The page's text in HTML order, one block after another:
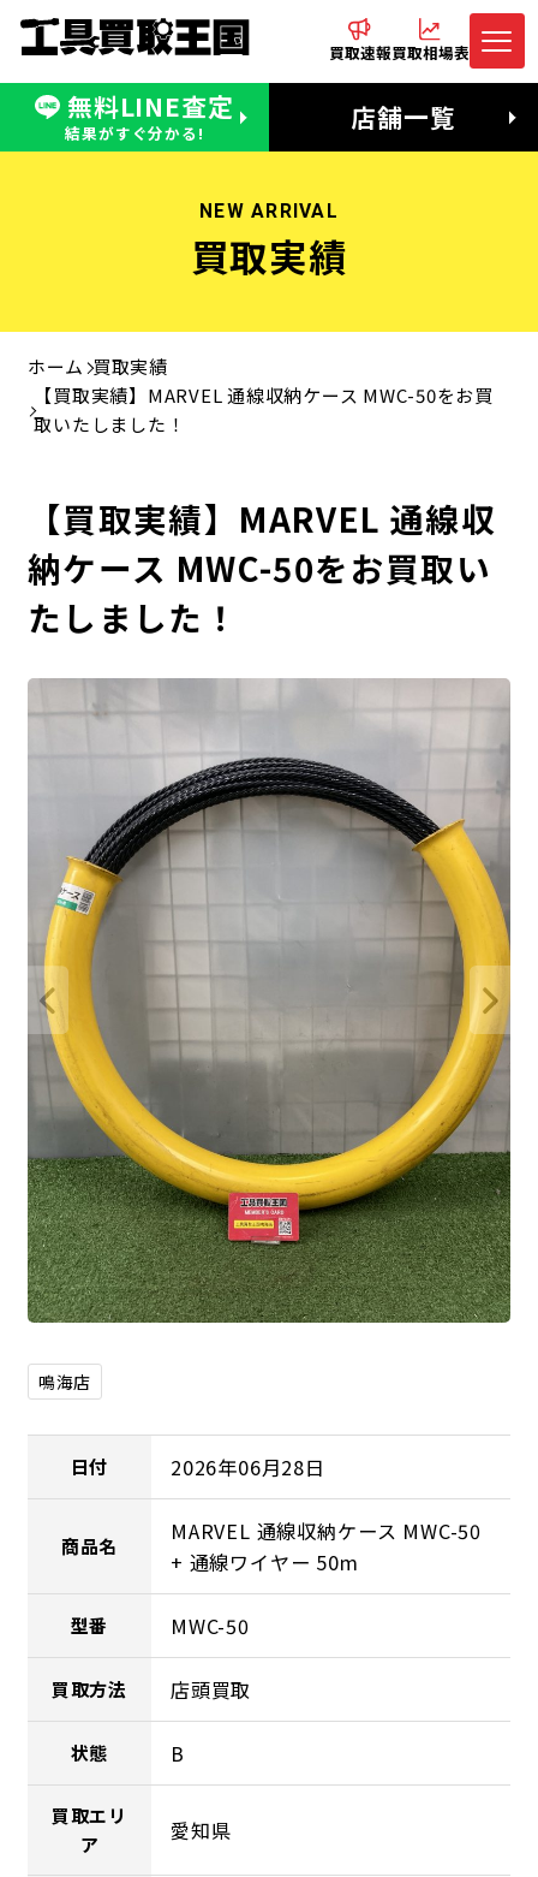
買取速報買取相場表
無料LINE査定
結果がすぐ分かる! 店舗一覧
無料LINE査定
受付：11:00〜19:00 木曜定休日
電話でお問合わせ
営業時間：11:00〜20:00
NEW ARRIVAL
買取実績
ホーム 買取実績
【買取実績】MARVEL 通線収納ケース MWC-50をお買
取いたしました！
【買取実績】MARVEL 通線収
納ケース MWC-50をお買取い
たしました！
鳴海店
日付 2026年06月28日
商品名
MARVEL 通線収納ケース MWC-50
+ 通線ワイヤー 50m
型番 MWC-50
買取方法 店頭買取
状態 B
買取エリ
ア
愛知県